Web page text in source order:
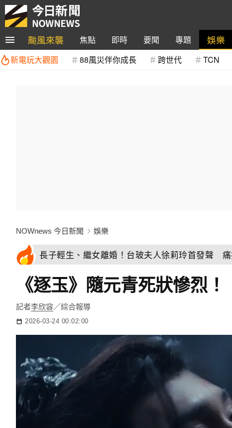
颱風來襲 焦點 即時 要聞 專題 娛樂
新電玩大觀園
88風災伴你成長 跨世代 TCN
NOWnews 今日新聞 娛樂
長子輕生、繼女離婚！台玻夫人徐莉玲首發聲
《逐玉》隨元青死狀慘烈
記者李欣容／綜合報導
2026-03-24 00:02:00